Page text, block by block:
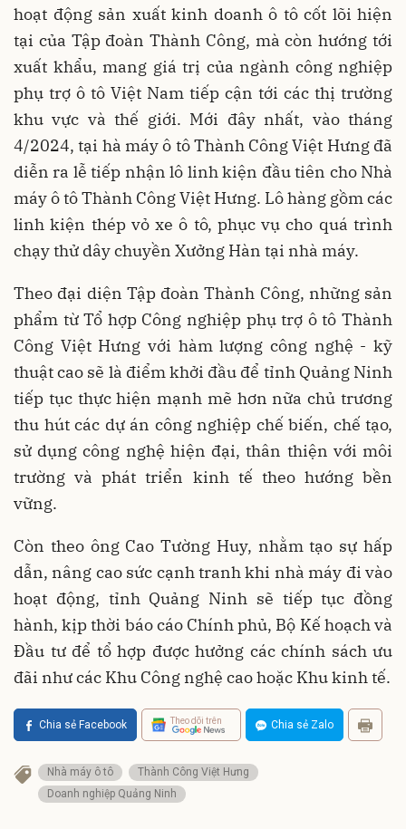
hoạt động sản xuất kinh doanh ô tô cốt lõi hiện
tại của Tập đoàn Thành Công, mà còn hướng tới
xuất khẩu, mang giá trị của ngành công nghiệp
phụ trợ ô tô Việt Nam tiếp cận tới các thị trường
khu vực và thế giới. Mới đây nhất, vào tháng
4/2024, tại hà máy ô tô Thành Công Việt Hưng đã
diễn ra lễ tiếp nhận lô linh kiện đầu tiên cho Nhà
máy ô tô Thành Công Việt Hưng. Lô hàng gồm các
linh kiện thép vỏ xe ô tô, phục vụ cho quá trình
chạy thử dây chuyền Xưởng Hàn tại nhà máy.
Theo đại diện Tập đoàn Thành Công, những sản
phẩm từ Tổ hợp Công nghiệp phụ trợ ô tô Thành
Công Việt Hưng với hàm lượng công nghệ - kỹ
thuật cao sẽ là điểm khởi đầu để tỉnh Quảng Ninh
tiếp tục thực hiện mạnh mẽ hơn nữa chủ trương
thu hút các dự án công nghiệp chế biến, chế tạo,
sử dụng công nghệ hiện đại, thân thiện với môi
trường và phát triển kinh tế theo hướng bền
vững.
Còn theo ông Cao Tường Huy, nhằm tạo sự hấp
dẫn, nâng cao sức cạnh tranh khi nhà máy đi vào
hoạt động, tỉnh Quảng Ninh sẽ tiếp tục đồng
hành, kịp thời báo cáo Chính phủ, Bộ Kế hoạch và
Đầu tư để tổ hợp được hưởng các chính sách ưu
đãi như các Khu Công nghệ cao hoặc Khu kinh tế.
Chia sẻ Facebook Theo dõi trên Chia sẻ Zalo
Nhà máy ô tô
Thành Công Việt Hưng
Doanh nghiệp Quảng Ninh